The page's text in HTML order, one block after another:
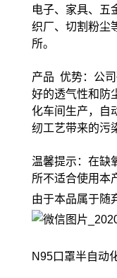
电子、家具、五
织厂、切割粉尘
所。
产品 优势：公
好的透气性和防
化车间生产，自
纫工艺带来的污
温馨提示：在缺
所不适合使用本
由于本品属于随
N95口罩半自动